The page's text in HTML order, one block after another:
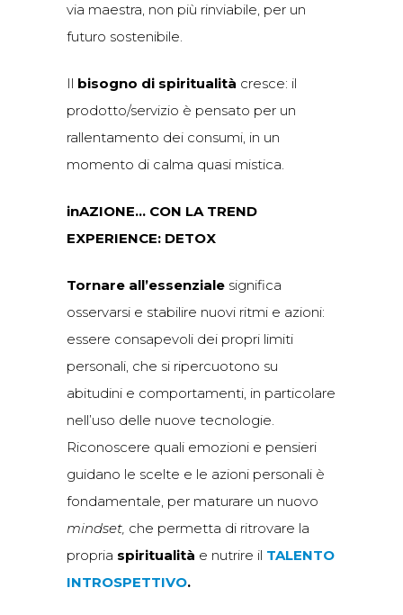
via maestra, non più rinviabile, per un
futuro sostenibile.
Il bisogno di spiritualità cresce: il
prodotto/servizio è pensato per un
rallentamento dei consumi, in un
momento di calma quasi mistica.
inAZIONE… CON LA TREND
EXPERIENCE: DETOX
Tornare all’essenziale significa
osservarsi e stabilire nuovi ritmi e azioni:
essere consapevoli dei propri limiti
personali, che si ripercuotono su
abitudini e comportamenti, in particolare
nell’uso delle nuove tecnologie.
Riconoscere quali emozioni e pensieri
guidano le scelte e le azioni personali è
fondamentale, per maturare un nuovo
mindset, che permetta di ritrovare la
propria spiritualità e nutrire il TALENTO
INTROSPETTIVO.